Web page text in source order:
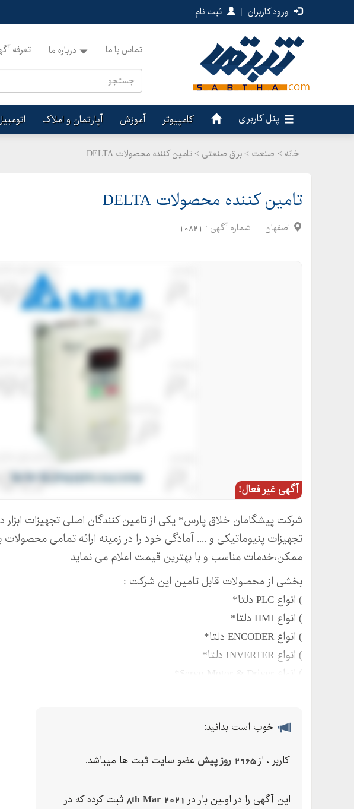
ورود کاربران | ثبت نام
تماس با ما درباره ما تعرفه
پنل کاربری کامپیوتر آموزش آپارتمان و املاک
خانه > صنعت > برق صنعتی > تامین کننده محصولات DELTA
تامین کننده محصولات DELTA
اصفهان شماره آگهی : 10821
آگهی غیر فعال!
شرکت پیشگامان خلاق پارس* یکی از تامین کنندگان اصلی تجهیزات ابزار
ممکن،خدمات مناسب و با بهترین قیمت اعلام می نماید
بخشی از محصولات قابل تامین این شرکت :
) انواع PLC دلتا*
) انواع HMI دلتا*
) انواع ENCODER دلتا*
) انواع INVERTER دلتا*
) انواع Servo Motor & Driver*
) انواع Power Supply دلتا* خوب است بدانید:
کاربر ، از2965 روز پیش عضو سایت ثبت ها میباشد.
این آگهی را در اولین بار در 8th Mar 2021 ثبت کرده که در